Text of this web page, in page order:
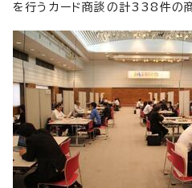
を行うカード商談の計338件の